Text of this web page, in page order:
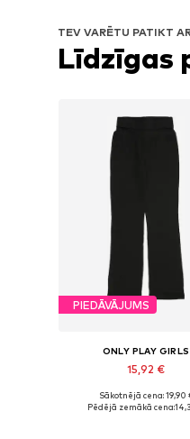
TEV VARĒTU PATIKT
Līdzīgas
PIEDĀVĀJUMS
ONLY PLAY GIRLS
15,92 €
Sākotnējā cena: 19,90
Pēdējā zemākā cena: